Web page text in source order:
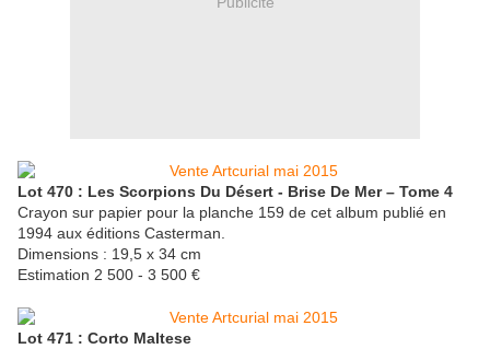
Lot 470 : Les Scorpions Du Désert - Brise De Mer – Tome 4
Crayon sur papier pour la planche 159 de cet album publié en
1994 aux éditions Casterman.
Dimensions : 19,5 x 34 cm
Estimation 2 500 - 3 500 €
Lot 471 : Corto Maltese